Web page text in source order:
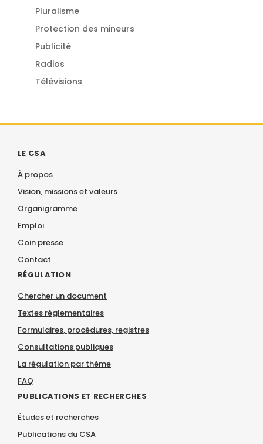
Pluralisme
Protection des mineurs
Publicité
Radios
Télévisions
LE CSA
À propos
Vision, missions et valeurs
Organigramme
Emploi
Coin presse
Contact
RÉGULATION
Chercher un document
Textes réglementaires
Formulaires, procédures, registres
Consultations publiques
La régulation par thème
FAQ
PUBLICATIONS ET RECHERCHES
Études et recherches
Publications du CSA